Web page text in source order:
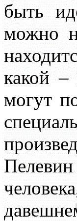
быть
можно
какой
могут